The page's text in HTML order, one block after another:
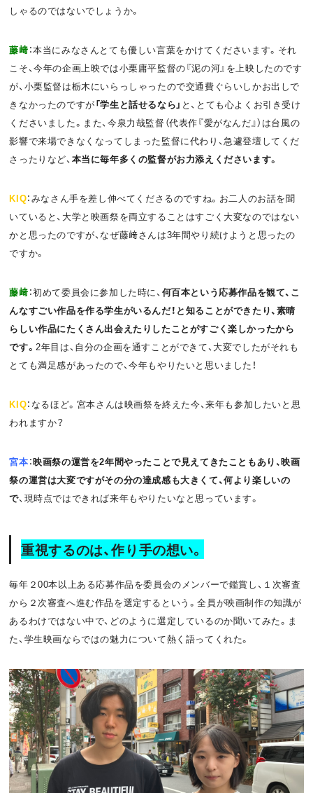
しゃるのではないでしょうか。
藤﨑：本当にみなさんとても優しい言葉をかけてくださいます。それ
こそ、今年の企画上映では小栗庸平監督の『泥の河』を上映したのです
が、小栗監督は栃木にいらっしゃったので交通費ぐらいしかお出しで
きなかったのですが「学生と話せるなら」 と、とても心よくお引き受け
くださいました。また、今泉力哉監督（代表作『愛がなんだ』）は台風の
影響で来場できなくなってしまった監督に代わり、急遽登壇してくだ
さったりなど、本当に毎年多くの監督がお力添えくださいます。
KIQ：みなさん手を差し伸べてくださるのですね。お二人のお話を聞
いていると、大学と映画祭を両立することはすごく大変なのではない
かと思ったのですが、なぜ藤﨑さんは3年間やり続けようと思ったの
ですか。
藤﨑：初めて委員会に参加した時に、何百本という応募作品を観て、こ
んなすごい作品を作る学生がいるんだ！と知ることができたり、素晴
らしい作品にたくさん出会えたりしたことがすごく楽しかったから
です。2年目は、自分の企画を通すことができて、大変でしたがそれも
とても満足感があったので、今年もやりたいと思いました！
KIQ：なるほど。宮本さんは映画祭を終えた今、来年も参加したいと思
われますか？
宮本：映画祭の運営を2年間やったことで見えてきたこともあり、映画
祭の運営は大変ですがその分の達成感も大きくて、何より楽しいの
で、現時点ではできれば来年もやりたいなと思っています。
重視するのは、作り手の想い。
毎年２00本以上ある応募作品を委員会のメンバーで鑑賞し、１次審査
から２次審査へ進む作品を選定するという。全員が映画制作の知識が
あるわけではない中で、どのように選定しているのか聞いてみた。ま
た、学生映画ならではの魅力について熱く語ってくれた。